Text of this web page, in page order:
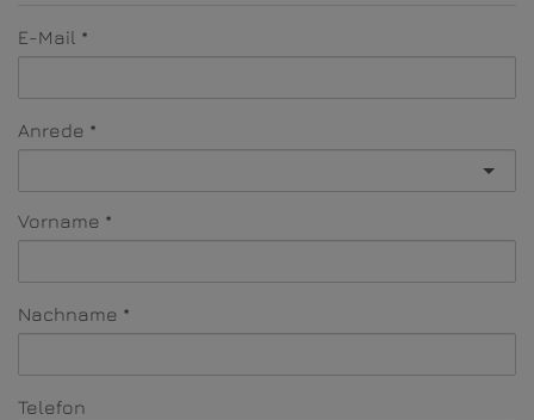
E-Mail
Anrede
Vorname
Nachname
Telefon